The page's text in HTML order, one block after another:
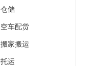
仓储
空车配货
搬家搬运
托运